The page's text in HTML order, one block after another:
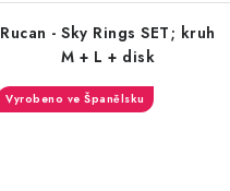
Rucan - Sky Rings SET; kruh
M + L + disk
Vyrobeno ve Španělsku